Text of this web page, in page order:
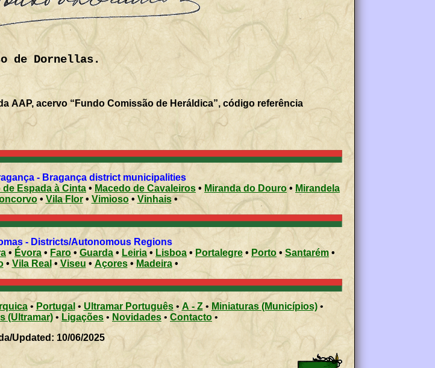
de Dornellas.
AAP, acervo “Fundo Comissão de Heráldica”, código referência
- Bragança district municipalities
de Espada à Cinta • Macedo de Cavaleiros • Miranda do Douro• Mirandela
• Vila Flor• Vimioso• Vinhais•
- Districts/Autonomous Regions
• Évora • Faro• Guarda • Leiria • Lisboa •Portalegre • Porto • Santarém •
• Vila Real • Viseu • Açores• Madeira•
• Portugal • Ultramar Português•A - Z• Miniaturas (Municípios)•
(Ultramar) • Ligações• Novidades • Contacto •
Updated: 10/06/2025